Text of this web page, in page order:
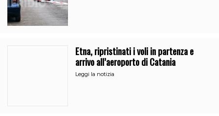
Etna, ripristinati i voli in partenza e
arrivo all’aeroporto di Catania
Leggi la notizia